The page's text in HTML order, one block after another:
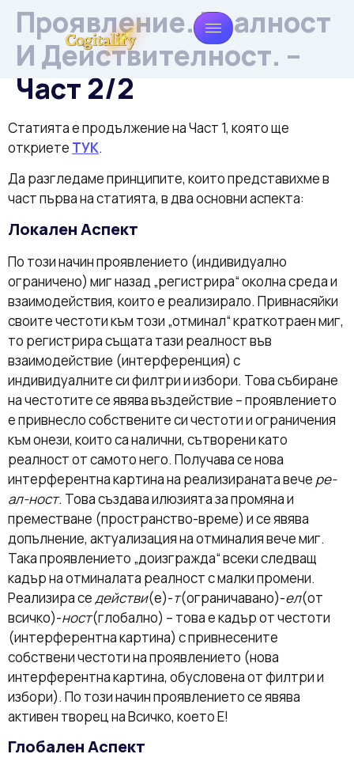
Проявление. Реалност
И Действителност. –
Част 2/2
Статията е продължение на Част 1, която ще
откриете ТУК.
Да разгледаме принципите, които представихме в
част първа на статията, в два основни аспекта:
Локален Аспект
По този начин проявлението (индивидуално
ограничено) миг назад „регистрира“ околна среда и
взаимодействия, които е реализирало. Привнасяйки
своите честоти към този „отминал“ краткотраен миг,
то регистрира същата тази реалност във
взаимодействие (интерференция) с
индивидуалните си филтри и избори. Това събиране
на честотите се явява въздействие – проявлението
е привнесло собствените си честоти и ограничения
към онези, които са налични, сътворени като
реалност от самото него. Получава се нова
интерферентна картина на реализираната вече ре-
ал-ност. Това създава илюзията за промяна и
преместване (пространство-време) и се явява
допълнение, актуализация на отминалия вече миг.
Така проявлението „доизгражда“ всеки следващ
кадър на отминалата реалност с малки промени.
Реализира седействи(е)-т(ограничавано)-ел(от
всичко)-ност(глобално) – това е кадър от честоти
(интерферентна картина) с привнесените
собствени честоти на проявлението (нова
интерферентна картина, обусловена от филтри и
избори). По този начин проявлението се явява
активен творец на Всичко, което Е!
Глобален Аспект